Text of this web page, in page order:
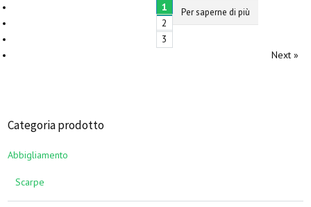
Per saperne di più
1
2
3
Next »
Categoria prodotto
Abbigliamento
Scarpe